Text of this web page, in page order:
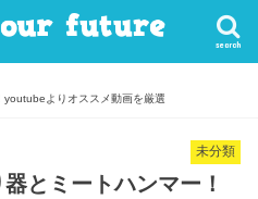
search
よりオススメ動画を厳選
未分類
とミートハンマー！